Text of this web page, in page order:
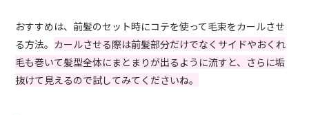
おすすめは、前髪のセット時にコテを使って毛束をカールさせ
る方法。 カールさせる際は前髪部分だけでなくサイドやおくれ
毛も巻いて髪型全体にまとまりが出るように流すと、さらに垢
抜けて見えるので試してみてくださいね。